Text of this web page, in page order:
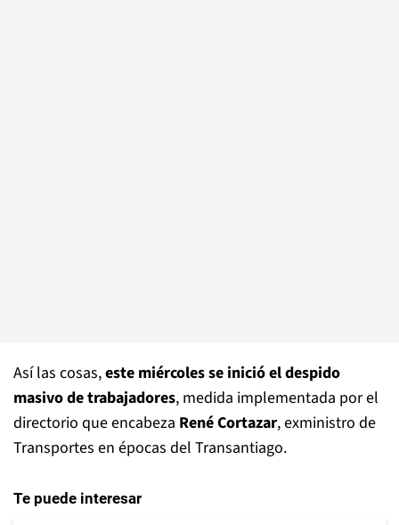
Así las cosas,este miércoles se inició el despido
masivo de trabajadores, medida implementada por el
directorio que encabeza René Cortazar, exministro de
Transportes en épocas del Transantiago.
Te puede interesar